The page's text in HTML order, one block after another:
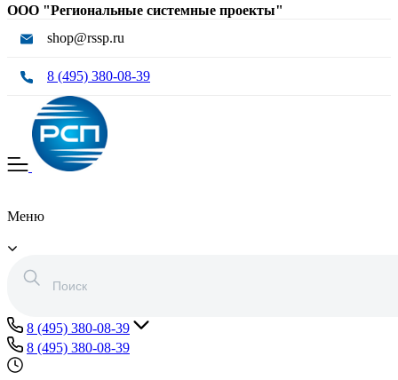
ООО "Региональные системные проекты"
shop@rssp.ru
8 (495) 380-08-39
Меню
8 (495) 380-08-39
8 (495) 380-08-39